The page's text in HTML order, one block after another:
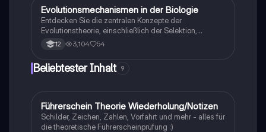
Studierende, die sich auf Prüfungen vorbereiten.
Biologie
Evolutionsmechanismen in der Biologie
Entdecken Sie die zentralen Konzepte der
Evolutionstheorie, einschließlich der Selektion,
Isolationsmechanismen und Evolutionsfaktoren wie
Mutation und Rekombination. Diese
die verschiedenen Selektionsarten und die
im Grundkurs.
12 3,104 54
Beliebtester Inhalt 9
Lerntipps
Führerschein Theorie Wiederholung/Notizen
Schilder, Zeichen, Zahlen, Vorfahrt und mehr - alles für
die theoretische Führerscheinprüfung :)